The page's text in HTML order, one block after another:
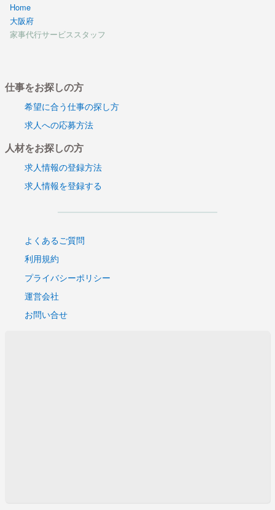
Home
大阪府
家事代行サービススタッフ
仕事をお探しの方
希望に合う仕事の探し方
求人への応募方法
人材をお探しの方
求人情報の登録方法
求人情報を登録する
よくあるご質問
利用規約
プライバシーポリシー
運営会社
お問い合せ